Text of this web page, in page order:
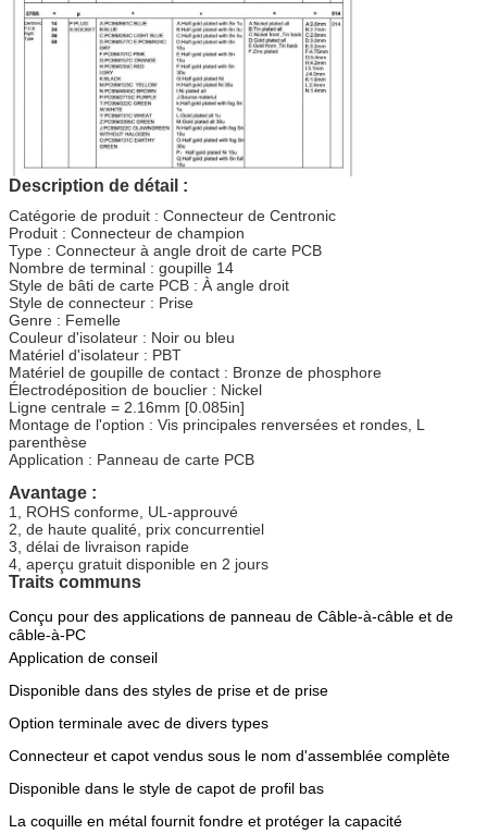
Description de détail :
Catégorie de produit : Connecteur de Centronic
Produit : Connecteur de champion
Type : Connecteur à angle droit de carte PCB
Nombre de terminal : goupille 14
Style de bâti de carte PCB : À angle droit
Style de connecteur : Prise
Genre : Femelle
Couleur d'isolateur : Noir ou bleu
Matériel d'isolateur : PBT
Matériel de goupille de contact : Bronze de phosphore
Électrodéposition de bouclier : Nickel
Ligne centrale = 2.16mm [0.085in]
Montage de l'option : Vis principales renversées et rondes, L
parenthèse
Application : Panneau de carte PCB
Avantage :
1, ROHS conforme, UL-approuvé
2, de haute qualité, prix concurrentiel
3, délai de livraison rapide
4, aperçu gratuit disponible en 2 jours
Traits communs
Conçu pour des applications de panneau de Câble-à-câble et de
câble-à-PC
Application de conseil
Disponible dans des styles de prise et de prise
Option terminale avec de divers types
Connecteur et capot vendus sous le nom d'assemblée complète
Disponible dans le style de capot de profil bas
La coquille en métal fournit fondre et protéger la capacité